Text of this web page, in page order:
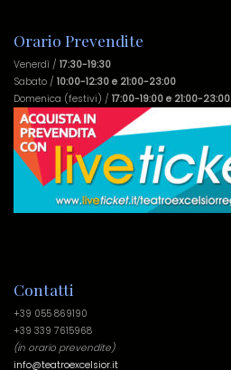
Orario Prevendite
Venerdì / 17:30-19:30
Sabato / 10:00-12:30 e 21:00-23:00
Domenica (festivi) / 17:00-19:00 e 21:00-23:00
Contatti
+39 055 869190
+39 339 7615968
(in orario prevendite)
info@teatroexcelsior.it